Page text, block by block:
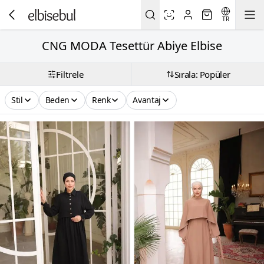
TR
CNG MODA Tesettür Abiye Elbise
Filtrele Sırala: Popüler
Stil Beden Renk Avantaj